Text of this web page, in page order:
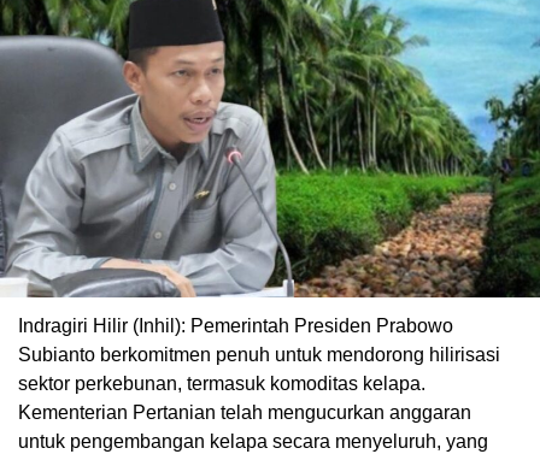
Indragiri Hilir (Inhil): Pemerintah Presiden Prabowo
Subianto berkomitmen penuh untuk mendorong hilirisasi
sektor perkebunan, termasuk komoditas kelapa.
Kementerian Pertanian telah mengucurkan anggaran
untuk pengembangan kelapa secara menyeluruh, yang